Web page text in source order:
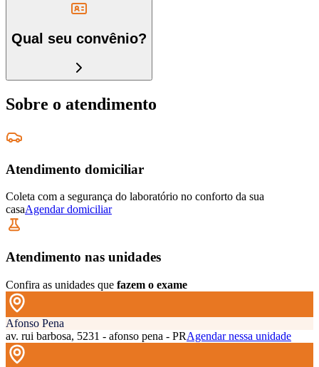
Qual seu convênio?
Sobre o atendimento
Atendimento domiciliar
Coleta com a segurança do laboratório no conforto da sua
casaAgendar domiciliar
Atendimento nas unidades
Confira as unidades que fazem o exame
Afonso Pena
av. rui barbosa, 5231 - afonso pena - PRAgendar nessa unidade